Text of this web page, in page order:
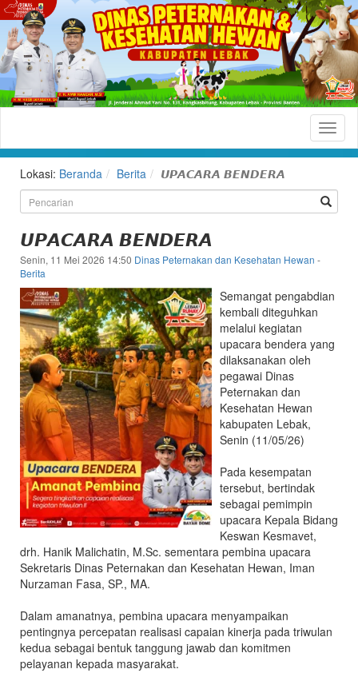
Peternakan
dan
Kesehatan
Hewan
Kabupaten
Lebak
Situs
Resmi
Dinas
Peternakan
dan
Kesehatan
Hewan
Kabupaten
Lebak
Lokasi: Beranda Berita 𝙐𝙋𝘼𝘾𝘼𝙍𝘼 𝘽𝙀𝙉𝘿𝙀𝙍𝘼
𝙐𝙋𝘼𝘾𝘼𝙍𝘼 𝘽𝙀𝙉𝘿𝙀𝙍𝘼
Senin, 11 Mei 2026 14:50 Dinas Peternakan dan Kesehatan Hewan -
Berita
Semangat pengabdian
kembali diteguhkan
melalui kegiatan
upacara bendera yang
dilaksanakan oleh
pegawai Dinas
Peternakan dan
Kesehatan Hewan
kabupaten Lebak,
Senin (11/05/26)
Pada kesempatan
tersebut, bertindak
sebagai pemimpin
upacara Kepala Bidang
Keswan Kesmavet,
drh. Hanik Malichatin, M.Sc. sementara pembina upacara
Sekretaris Dinas Peternakan dan Kesehatan Hewan, Iman
Nurzaman Fasa, SP., MA.
Dalam amanatnya, pembina upacara menyampaikan
pentingnya percepatan realisasi capaian kinerja pada triwulan
kedua sebagai bentuk tanggung jawab dan komitmen
pelayanan kepada masyarakat.